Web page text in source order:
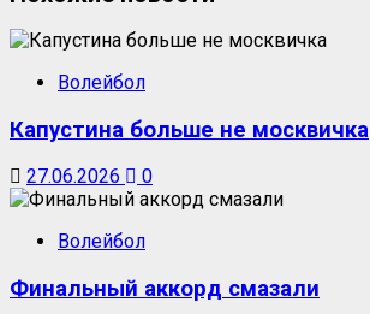
Волейбол
Капустина больше не москвичка
27.06.2026 0
Волейбол
Финальный аккорд смазали